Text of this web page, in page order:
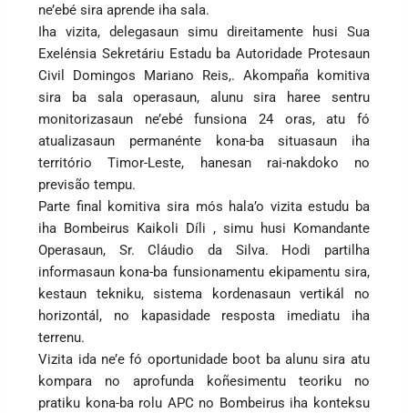
ne’ebé sira aprende iha sala.
Iha vizita, delegasaun simu direitamente husi Sua
Exelénsia Sekretáriu Estadu ba Autoridade Protesaun
Civil Domingos Mariano Reis,. Akompaña komitiva
sira ba sala operasaun, alunu sira haree sentru
monitorizasaun ne’ebé funsiona 24 oras, atu fó
atualizasaun permanénte kona-ba situasaun iha
território Timor-Leste, hanesan rai-nakdoko no
previsão tempu.
Parte final komitiva sira mós hala’o vizita estudu ba
iha Bombeirus Kaikoli Díli , simu husi Komandante
Operasaun, Sr. Cláudio da Silva. Hodi partilha
informasaun kona-ba funsionamentu ekipamentu sira,
kestaun tekniku, sistema kordenasaun vertikál no
horizontál, no kapasidade resposta imediatu iha
terrenu.
Vizita ida ne’e fó oportunidade boot ba alunu sira atu
kompara no aprofunda koñesimentu teoriku no
pratiku kona-ba rolu APC no Bombeirus iha konteksu